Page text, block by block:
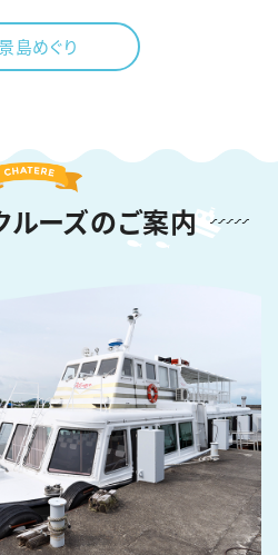
島めぐり
ルーズのご案内